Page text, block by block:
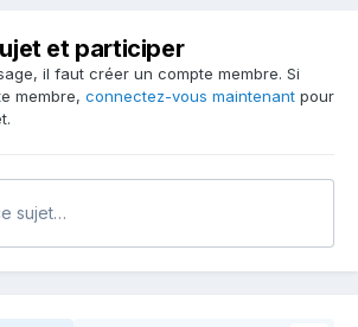
et participer
il faut créer un compte membre. Si
membre, connectez-vous maintenant pour
sujet…